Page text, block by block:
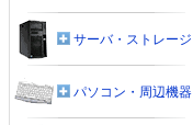
サーバ・ストレージ
パソコン・周辺機器